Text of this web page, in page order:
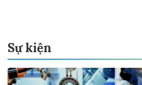
Sự kiện